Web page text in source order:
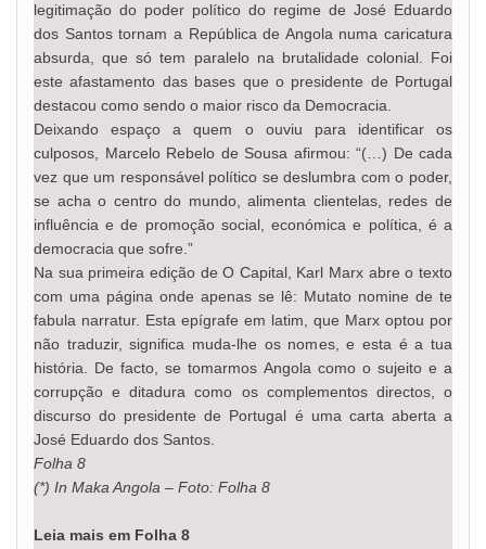
legitimação do poder político do regime de José Eduardo
dos Santos tornam a República de Angola numa caricatura
absurda, que só tem paralelo na brutalidade colonial. Foi
este afastamento das bases que o presidente de Portugal
destacou como sendo o maior risco da Democracia.
Deixando espaço a quem o ouviu para identificar os
culposos, Marcelo Rebelo de Sousa afirmou: “(…) De cada
vez que um responsável político se deslumbra com o poder,
se acha o centro do mundo, alimenta clientelas, redes de
influência e de promoção social, económica e política, é a
democracia que sofre.”
Na sua primeira edição de O Capital, Karl Marx abre o texto
com uma página onde apenas se lê: Mutato nomine de te
fabula narratur. Esta epígrafe em latim, que Marx optou por
não traduzir, significa muda-lhe os nomes, e esta é a tua
história. De facto, se tomarmos Angola como o sujeito e a
corrupção e ditadura como os complementos directos, o
discurso do presidente de Portugal é uma carta aberta a
José Eduardo dos Santos.
Folha 8
(*) In Maka Angola – Foto: Folha 8
Leia mais em Folha 8